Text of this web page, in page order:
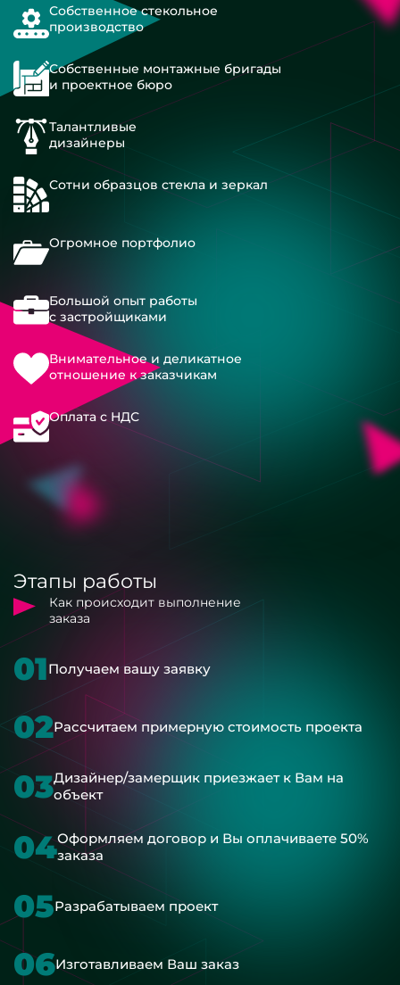
Собственное стекольное
производство
Собственные монтажные бригады
и проектное бюро
Талантливые
дизайнеры
Сотни образцов стекла и зеркал
Огромное портфолио
Большой опыт работы
с застройщиками
Внимательное и деликатное
отношение к заказчикам
Оплата с НДС
Этапы работы
Как происходит выполнение
заказа
01Получаем вашу заявку
02Рассчитаем примерную стоимость проекта
03Дизайнер/замерщик приезжает к Вам на
объект
04Оформляем договор и Вы оплачиваете 50%
заказа
05Разрабатываем проект
06Изготавливаем Ваш заказ